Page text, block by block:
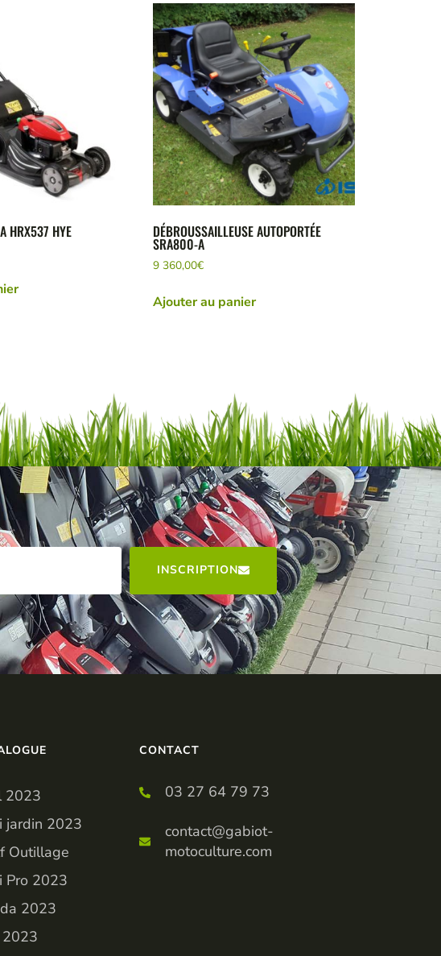
HRX537 HYE DÉBROUSSAILLEUSE AUTOPORTÉE
SRA800-A
9 360,00€
Ajouter au panier
INSCRIPTION
2023
jardin 2023
Outillage
Pro 2023
2023
2023
CONTACT
03 27 64 79 73
contact@gabiot-
motoculture.com